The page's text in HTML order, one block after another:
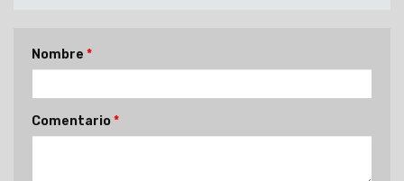
Nombre
Comentario